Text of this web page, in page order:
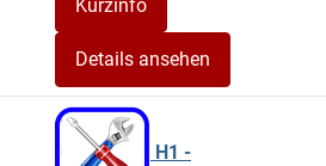
Details ansehen
H1 -